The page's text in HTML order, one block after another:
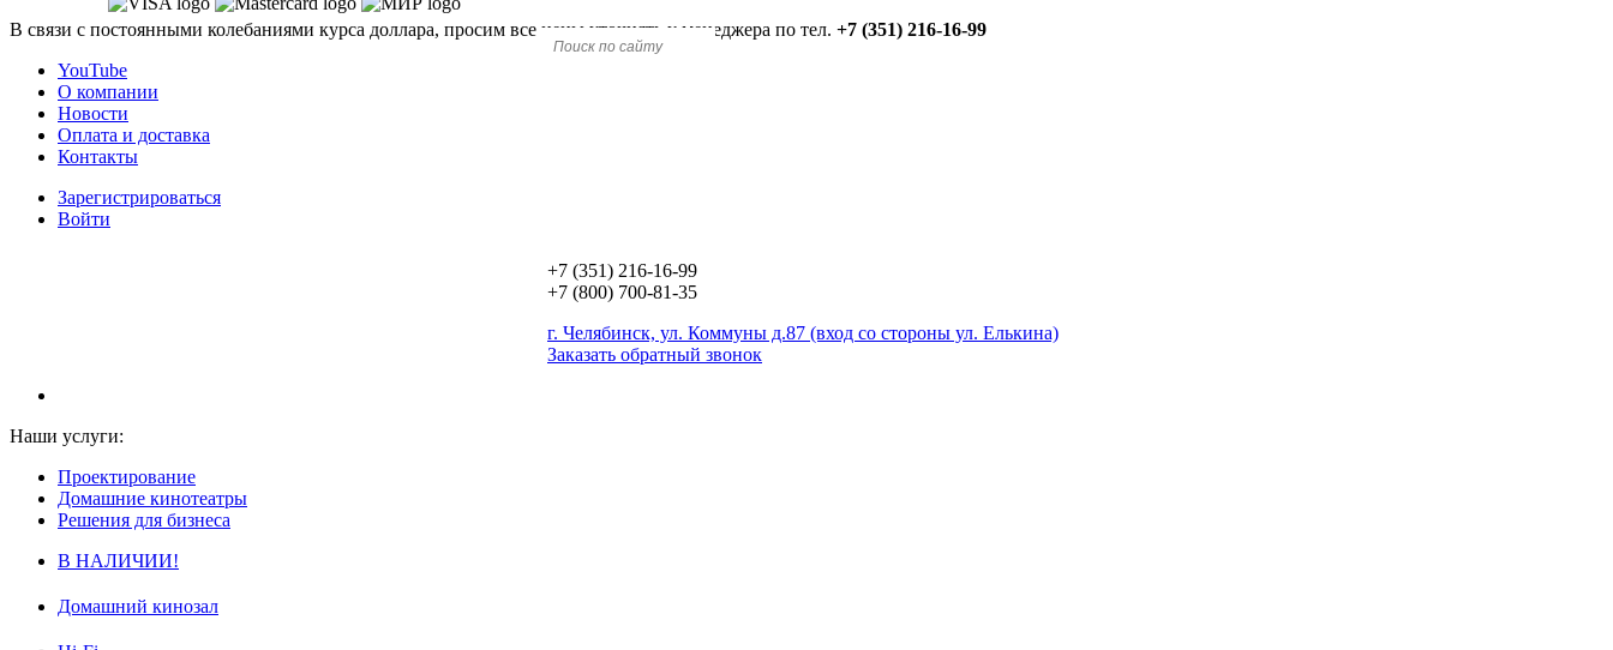
В связи с постоянными колебаниями курса доллара, просим все цены уточнять у менеджера по тел. +7 (351) 216-16-99
YouTube
О компании
Новости
Оплата и доставка
Контакты
Зарегистрироваться
Войти
+7 (351) 216-16-99
+7 (800) 700-81-35
г. Челябинск, ул. Коммуны д.87 (вход со стороны ул. Елькина)
Заказать обратный звонок
Наши услуги:
Проектирование
Домашние кинотеатры
Решения для бизнеса
В НАЛИЧИИ!
Домашний кинозал